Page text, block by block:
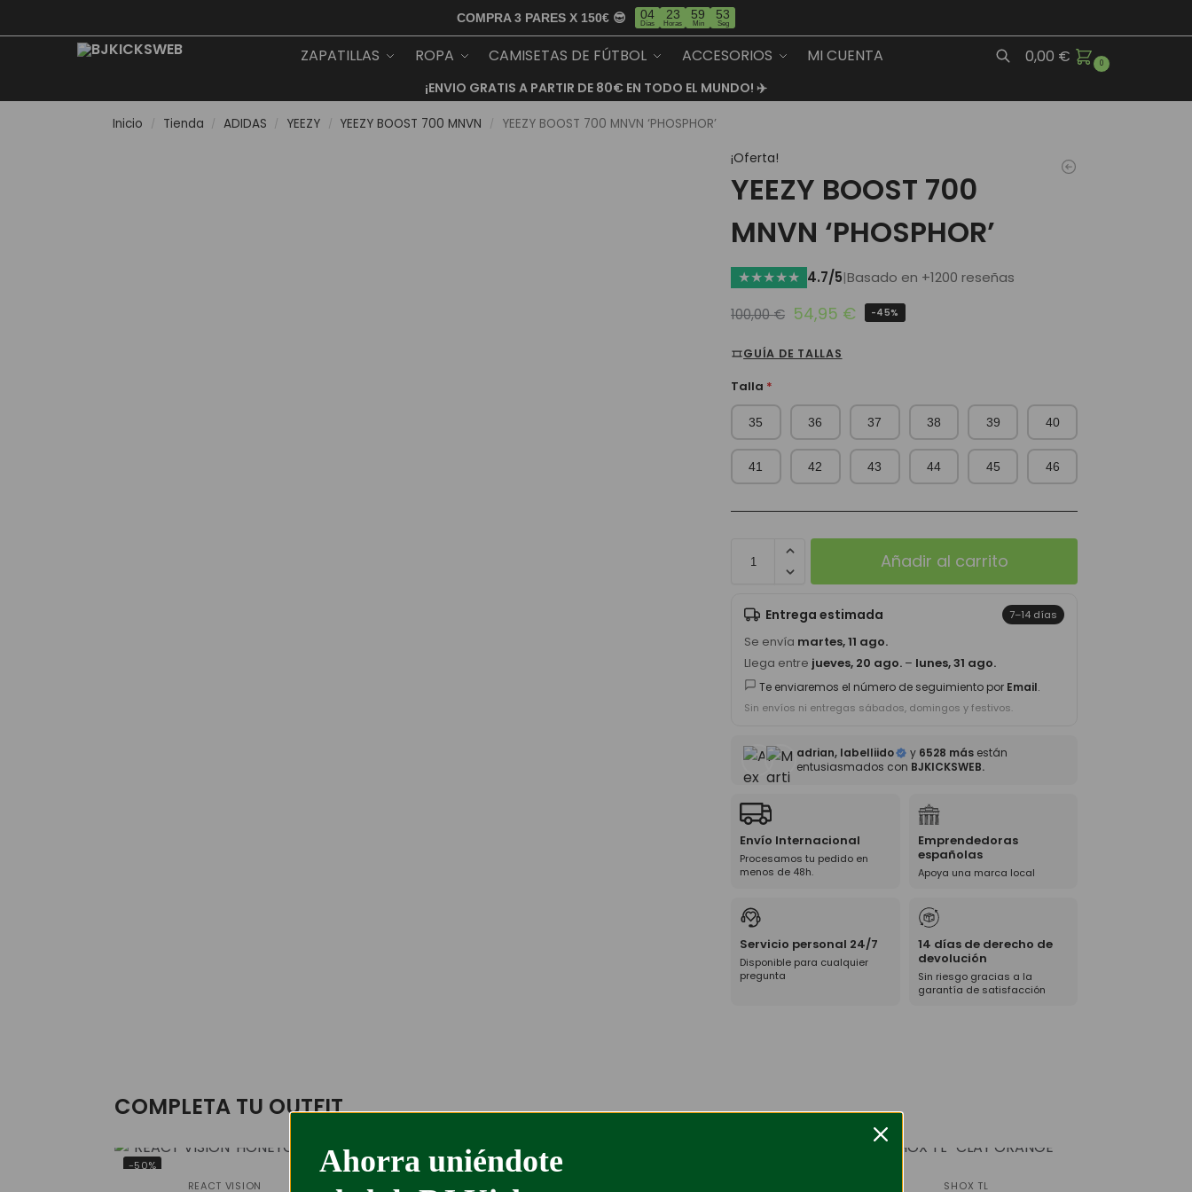
COMPRA 3 PARES X 150€ 😎 04
Días
23
Horas
59
Min
53
Seg
ZAPATILLAS ROPA CAMISETAS DE FÚTBOL ACCESORIOS MI CUENTA 0,00 € 0
¡ENVIO GRATIS A PARTIR DE 80€ EN TODO EL MUNDO! ✈️
Inicio / Tienda / ADIDAS / YEEZY / YEEZY BOOST 700 MNVN / YEEZY BOOST 700 MNVN ‘PHOSPHOR’
¡Oferta!
YEEZY BOOST 700
MNVN ‘PHOSPHOR’
★★★★★ 4.7/5|Basado en +1200 reseñas
100,00€ 54,95 € -45%
GUÍA DE TALLAS
Talla *
35 36 37 38 39 40
41 42 43 44 45 46
Añadir al carrito
Entrega estimada 7–14 días
Se envía martes, 11 ago.
Llega entre jueves, 20 ago. – lunes, 31 ago.
Te enviaremos el número de seguimiento por Email.
Sin envíos ni entregas sábados, domingos y festivos.
adrian, labelliido y 6528 más están
entusiasmados con BJKICKSWEB.
Envío Internacional
Procesamos tu pedido en
menos de 48h.
Emprendedoras
españolas
Apoya una marca local
Servicio personal 24/7
Disponible para cualquier
pregunta
14 días de derecho de
devolución
Sin riesgo gracias a la
garantía de satisfacción
COMPLETA TU OUTFIT
-50%
REACT VISION
-54%
SHOX TL
Ahorra uniéndote